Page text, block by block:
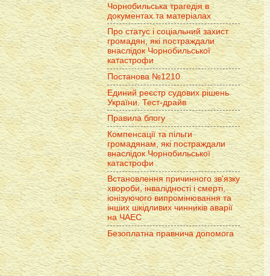
Чорнобильська трагедія в
документах та матеріалах
Про статус і соціальний захист
громадян, які постраждали
внаслідок Чорнобильської
катастрофи
Постанова №1210
Единий реєстр судових рішень
України. Тест-драйв
Правила блогу
Компенсації та пільги
громадянам, які постраждали
внаслідок Чорнобильської
катастрофи
Встановлення причинного зв'язку
хвороби, інвалідності і смерті,
іонізуючого випромінювання та
інших шкідливих чинників аварії
на ЧАЕС
Безоплатна правнича допомога